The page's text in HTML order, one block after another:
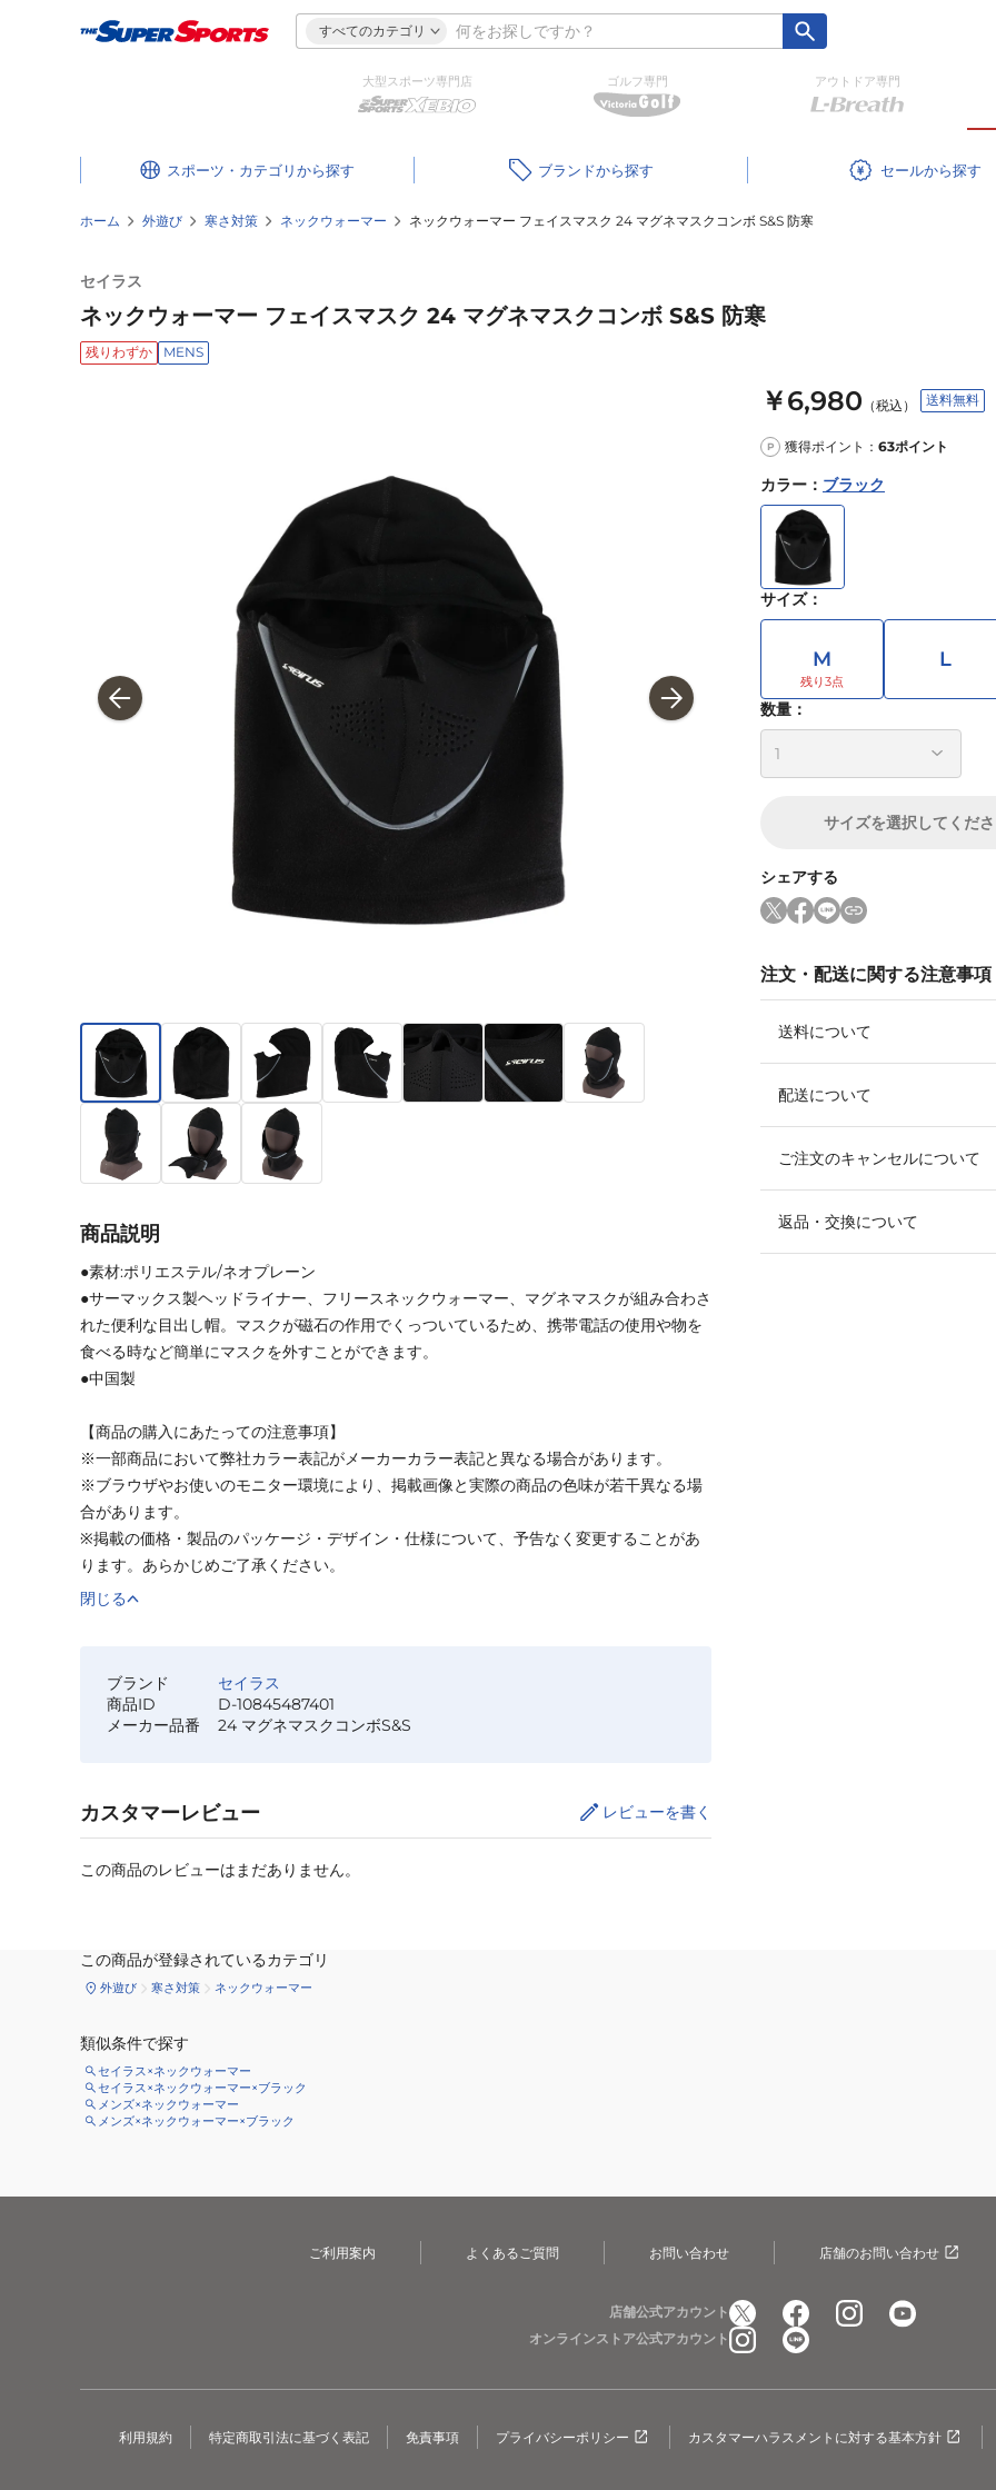
すべてのカテゴリ
大型スポーツ専門店 ゴルフ専門 アウトドア専門
スポーツ・カテゴリ ブランド セール
ホーム 外遊び 寒さ対策 ネックウォーマー ネックウォーマー フェイスマスク 24 マグネマスクコンボ S&S 防寒
セイラス
ネックウォーマー フェイスマスク 24 マグネマスクコンボ S&S 防寒
残りわずか MENS
￥6,980 （税込） 送料無料
P 獲得ポイント： 63ポイント
カラー ： ブラック
サイズ：
M L
数量：
サイズを選択してくだ
シェアする
注文・配送に関する注意事項
送料について
配送について
ご注文のキャンセルについて
返品・交換について
商品説明
●素材:ポリエステル/ネオプレーン
●サーマックス製ヘッドライナー、フリースネックウォーマー、マグネマスクが組み合わさ
れた便利な目出し帽。マスクが磁石の作用でくっついているため、携帯電話の使用や物を
食べる時など簡単にマスクを外すことができます。
●中国製
【商品の購入にあたっての注意事項】
※一部商品において弊社カラー表記がメーカーカラー表記と異なる場合があります。
※ブラウザやお使いのモニター環境により、掲載画像と実際の商品の色味が若干異なる場
合があります。
※掲載の価格・製品のパッケージ・デザイン・仕様について、予告なく変更することがあ
ります。あらかじめご了承ください。
閉じる
ブランド
セイラス
商品ID
D-10845487401
メーカー品番
24 マグネマスクコンボS&S
カスタマーレビュー レビューを書く
この商品のレビューはまだありません。
この商品が登録されているカテゴリ
外遊び 寒さ対策 ネックウォーマー
類似条件で探す
セイラス×ネックウォーマー
セイラス×ネックウォーマー×ブラック
メンズ×ネックウォーマー
メンズ×ネックウォーマー×ブラック
ご利用案内 よくあるご質問 お問い合わせ 店舗のお問い合わせ
店舗公式アカウント
オンラインストア公式アカウント
利用規約 特定商取引法に基づく表記 免責事項 プライバシーポリシー カスタマーハラスメントに対する基本方針